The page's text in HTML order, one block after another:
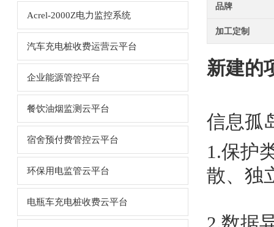
Acrel-2000Z电力监控系统
汽车充电桩收费运营云平台
企业能源管控平台
餐饮油烟监测云平台
宿舍预付费管控云平台
环保用电监管云平台
电瓶车充电桩收费云平台
品牌
加工定制
新建的
信息孤
1.保护
散、独